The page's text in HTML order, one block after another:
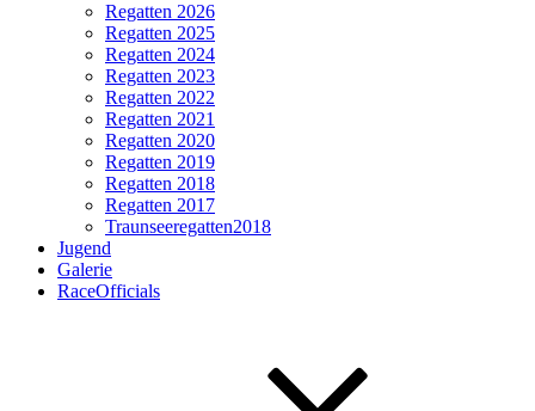
Regatten 2026
Regatten 2025
Regatten 2024
Regatten 2023
Regatten 2022
Regatten 2021
Regatten 2020
Regatten 2019
Regatten 2018
Regatten 2017
Traunseeregatten2018
Jugend
Galerie
RaceOfficials